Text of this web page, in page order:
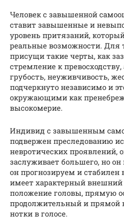
Человек с завышенной
ставит завышенные и
уровень притязаний,
реальные возможности. Для
присущи такие черты, как
стремление к превосходству,
грубость, неуживчивость,
подчеркнуто независимо и
окружающими как
высокомерие.
Индивид с завышенным
подвержен преследованию
невротических проявлений,
заслуживает большего, но
он прогнозируем и стабилен
имеет характерный внешний
положение головы, прямую
продолжительный и прямой
нотки в голосе.